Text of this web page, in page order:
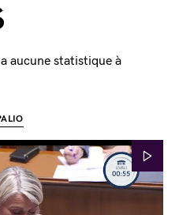
aucune statistique à